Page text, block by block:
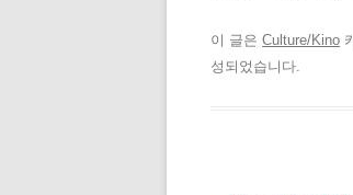
이 글은 Culture/Kino
성되었습니다.